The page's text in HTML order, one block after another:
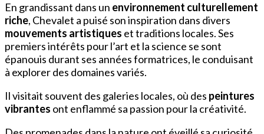
En grandissant dans un environnement culturellement
riche, Chevalet a puisé son inspiration dans divers
mouvements artistiques et traditions locales. Ses
premiers intérêts pour l’art et la science se sont
épanouis durant ses années formatrices, le conduisant
à explorer des domaines variés.
Il visitait souvent des galeries locales, où des peintures
vibrantes ont enflammé sa passion pour la créativité.